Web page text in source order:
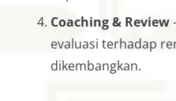
Coaching & Review
evaluasi terhadap
dikembangkan.